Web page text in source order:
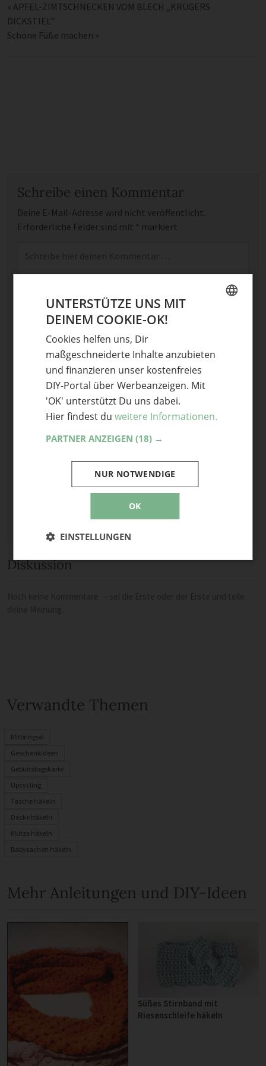
« APFEL-ZIMTSCHNECKEN VOM BLECH „KRÜGERS
DICKSTIEL”
Schöne Füße machen »
Schreibe einen Kommentar
Deine E-Mail-Adresse wird nicht veröffentlicht.
Erforderliche Felder sind mit * markiert
Optional: Foto teilen
Bild anhängen
Maximale Dateigröße: 8 MB.
Diskussion
Verwandte Themen
Mitbringsel
Geschenkideen
Geburtstagskarte
Upcycling
Tasche häkeln
Decke häkeln
Mütze häkeln
Babysachen häkeln
Mehr Anleitungen und DIY-Ideen
Süßes Stirnband mit
Riesenschleife häkeln
UNTERSTÜTZE UNS MIT
DEINEM COOKIE-OK!
Cookies helfen uns, Dir
maßgeschneiderte Inhalte anzubieten
und finanzieren unser kostenfreies
DIY-Portal über Werbeanzeigen. Mit
'OK' unterstützt Du uns dabei.
Hier findest du weitere Informationen.
PARTNER ANZEIGEN (18) →
OK
NUR NOTWENDIGE
EINSTELLUNGEN